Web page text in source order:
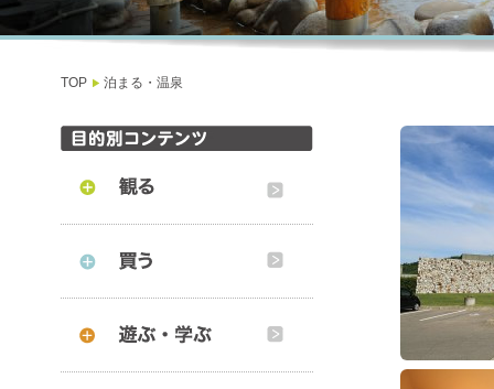
TOP 泊まる・温泉